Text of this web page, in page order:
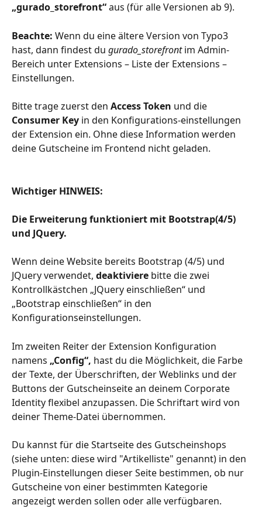
„gurado_storefront“ aus (für alle Versionen ab 9).
Beachte: Wenn du eine ältere Version von Typo3
hast, dann findest du gurado_storefront im Admin-
Bereich unter Extensions – Liste der Extensions –
Einstellungen.
Bitte trage zuerst den Access Token und die
Consumer Key in den Konfigurations-einstellungen
der Extension ein. Ohne diese Information werden
deine Gutscheine im Frontend nicht geladen.
Wichtiger HINWEIS:
Die Erweiterung funktioniert mit Bootstrap(4/5)
und JQuery.
Wenn deine Website bereits Bootstrap (4/5) und
JQuery verwendet, deaktiviere bitte die zwei
Kontrollkästchen „JQuery einschließen“ und
„Bootstrap einschließen“ in den
Konfigurationseinstellungen.
Im zweiten Reiter der Extension Konfiguration
namens „Config“, hast du die Möglichkeit, die Farbe
der Texte, der Überschriften, der Weblinks und der
Buttons der Gutscheinseite an deinem Corporate
Identity flexibel anzupassen. Die Schriftart wird von
deiner Theme-Datei übernommen.
Du kannst für die Startseite des Gutscheinshops
(siehe unten: diese wird "Artikelliste" genannt) in den
Plugin-Einstellungen dieser Seite bestimmen, ob nur
Gutscheine von einer bestimmten Kategorie
angezeigt werden sollen oder alle verfügbaren.